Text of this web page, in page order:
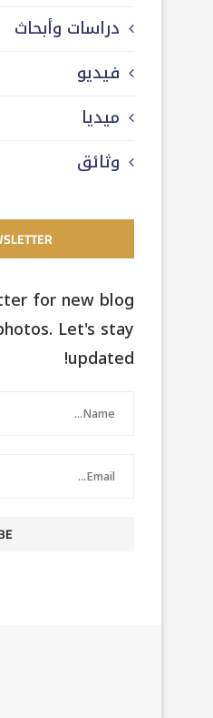
دراسات وأبحاث
فيديو
ميديا
وثائق
for new blog
Let's stay
updated!